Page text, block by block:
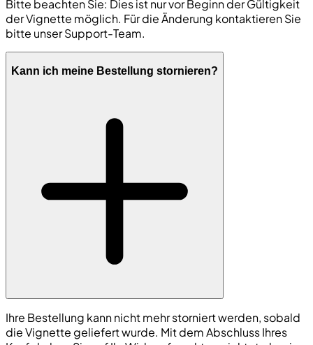
Bitte beachten Sie: Dies ist nur vor Beginn der Gültigkeit
der Vignette möglich. Für die Änderung kontaktieren Sie
bitte unser Support-Team.
Kann ich meine Bestellung stornieren?
Ihre Bestellung kann nicht mehr storniert werden, sobald
die Vignette geliefert wurde. Mit dem Abschluss Ihres